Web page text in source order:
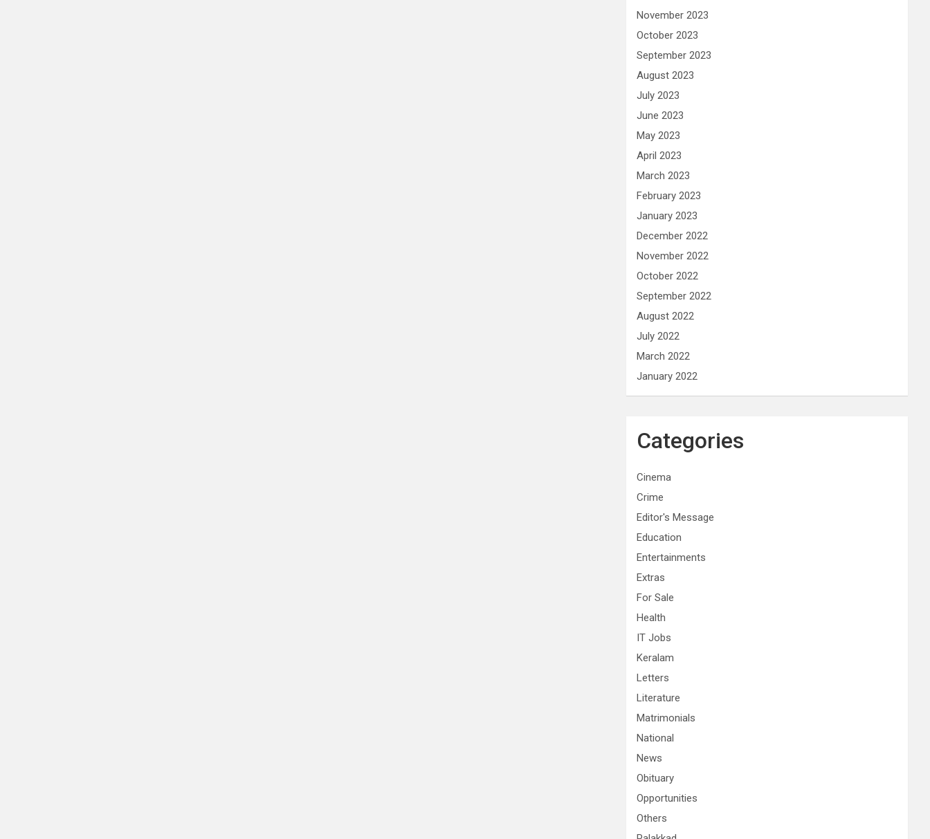
November 2023
October 2023
September 2023
August 2023
July 2023
June 2023
May 2023
April 2023
March 2023
February 2023
January 2023
December 2022
November 2022
October 2022
September 2022
August 2022
July 2022
March 2022
January 2022
Categories
Cinema
Crime
Editor's Message
Education
Entertainments
Extras
For Sale
Health
IT Jobs
Keralam
Letters
Literature
Matrimonials
National
News
Obituary
Opportunities
Others